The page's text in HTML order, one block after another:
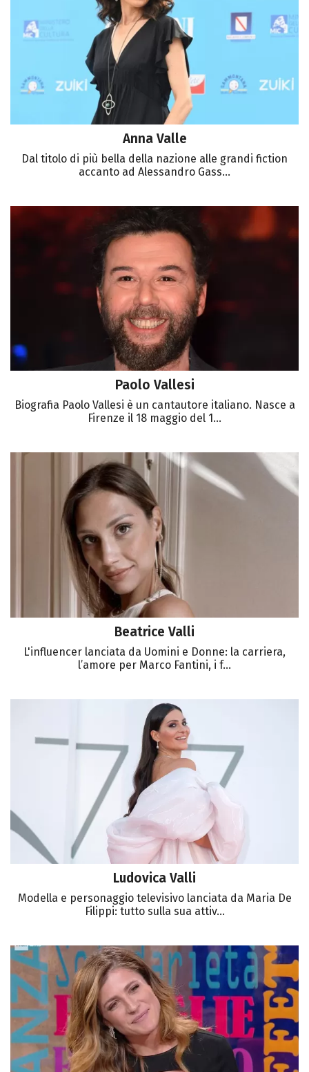
Anna Valle
Dal titolo di più bella della nazione alle grandi fiction
accanto ad Alessandro Gass...
Paolo Vallesi
Biografia Paolo Vallesi è un cantautore italiano. Nasce a
Firenze il 18 maggio del 1...
Beatrice Valli
L'influencer lanciata da Uomini e Donne: la carriera,
l’amore per Marco Fantini, i f...
Ludovica Valli
Modella e personaggio televisivo lanciata da Maria De
Filippi: tutto sulla sua attiv...